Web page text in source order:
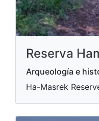
Reserva
Arqueología e
Ha-Masrek